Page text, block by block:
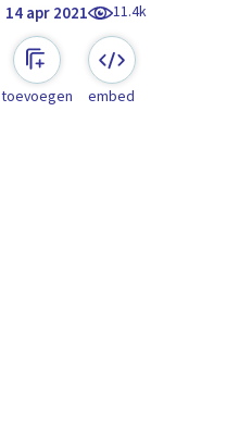
14 apr 2021 11.4k
toevoegen embed